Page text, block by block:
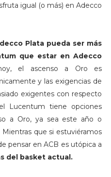
igual (o más) en Adecco
Plata pueda ser más
que estar en Adecco
el ascenso a Oro es
y las exigencias de
exigentes con respecto
Lucentum tiene opciones
a Oro, ya sea este año o
que si estuviéramos
pensar en ACB es utópica a
del basket actual.